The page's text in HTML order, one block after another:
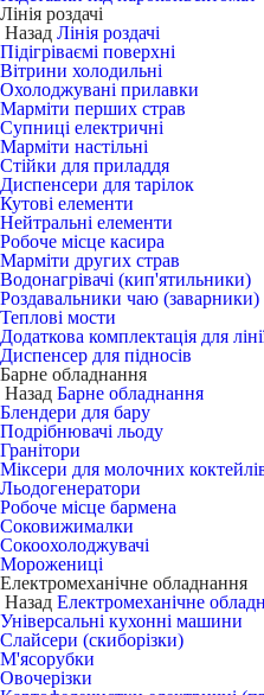
Лінія роздачі
Назад Лінія роздачі
Підігріваємі поверхні
Вітрини холодильні
Охолоджувані прилавки
Марміти перших страв
Супниці електричні
Марміти настільні
Стійки для приладдя
Диспенсери для тарілок
Кутові елементи
Нейтральні елементи
Робоче місце касира
Марміти других страв
Водонагрівачі (кип'ятильники)
Роздавальники чаю (заварники)
Теплові мости
Додаткова комплектація для
Диспенсер для підносів
Барне обладнання
Назад Барне обладнання
Блендери для бару
Подрібнювачі льоду
Гранітори
Міксери для молочних
Льодогенератори
Робоче місце бармена
Соковижималки
Сокоохолоджувачі
Морожениці
Електромеханічне обладнання
Назад Електромеханічне
Універсальні кухонні машини
Слайсери (скиборізки)
М'ясорубки
Овочерізки